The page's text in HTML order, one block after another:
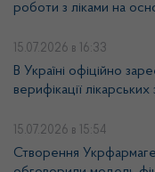
роботи з ліками на
15.07.2026 в 16:33
В Україні офіційно
верифікації лікарських
15.07.2026 в 15:54
Створення